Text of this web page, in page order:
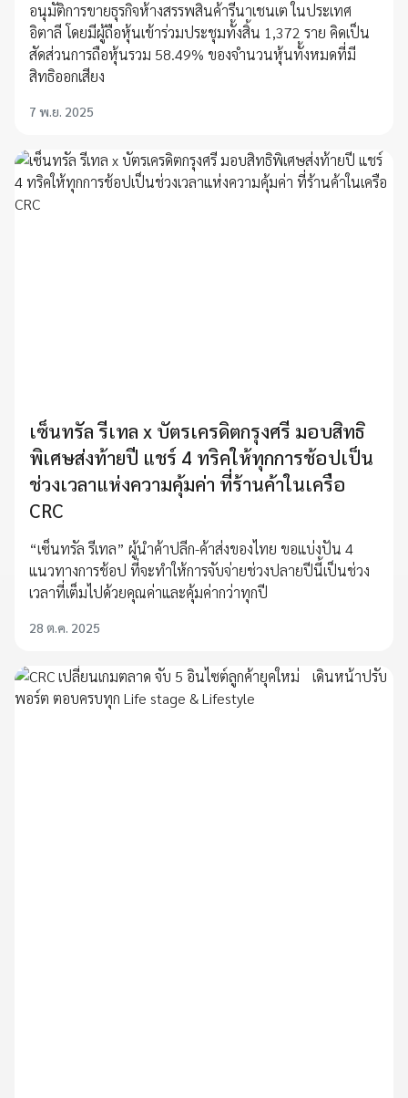
อนุมัติการขายธุรกิจห้างสรรพสินค้ารีนาเชนเต ในประเทศ
อิตาลี โดยมีผู้ถือหุ้นเข้าร่วมประชุมทั้งสิ้น 1,372 ราย คิดเป็น
สัดส่วนการถือหุ้นรวม 58.49% ของจำนวนหุ้นทั้งหมดที่มี
สิทธิออกเสียง
7 พ.ย. 2025
เซ็นทรัล รีเทล x บัตรเครดิตกรุงศรี มอบสิทธิ
พิเศษส่งท้ายปี แชร์ 4 ทริคให้ทุกการช้อปเป็น
ช่วงเวลาแห่งความคุ้มค่า ที่ร้านค้าในเครือ
CRC
“เซ็นทรัล รีเทล” ผู้นำค้าปลีก-ค้าส่งของไทย ขอแบ่งปัน 4
แนวทางการช้อป ที่จะทำให้การจับจ่ายช่วงปลายปีนี้เป็นช่วง
เวลาที่เต็มไปด้วยคุณค่าและคุ้มค่ากว่าทุกปี
28 ต.ค. 2025